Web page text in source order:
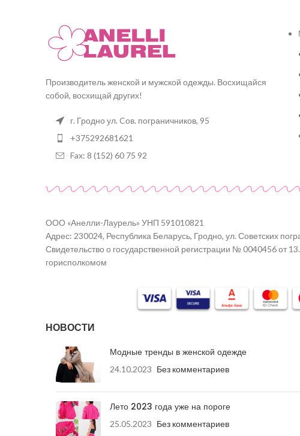
Производитель женской и мужской одежды. Восхищайся
собой, восхищай других!
г. Гродно ул. Cов. пограничников, 95
+375292681621
Fax: 8 (152) 60 75 92
ООО «Анелли-Лаурель» УНП 591010821
Адрес: 230024, Республика Беларусь, Гродно, ул. Советских
Свидетельство о государственной регистрации № 0040456 от
горисполкомом
НОВОСТИ
Модные тренды в женской одежде
24.10.2023 Без комментариев
Лето 2023 года уже на пороге
25.05.2023 Без комментариев